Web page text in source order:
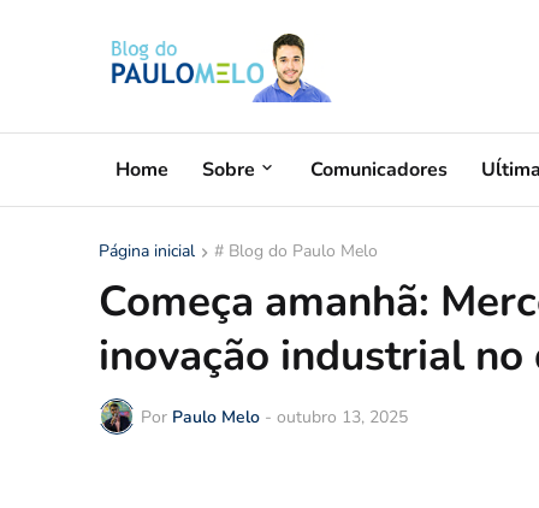
Home Sobre Comunicadores
Página inicial # Blog do Paulo Melo
Começa amanhã:
inovação industrial
Por Paulo Melo - outubro 13, 2025